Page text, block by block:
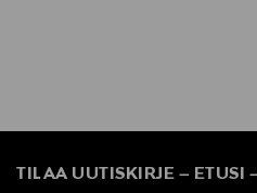
TILAA UUTISKIRJE – ETUSI